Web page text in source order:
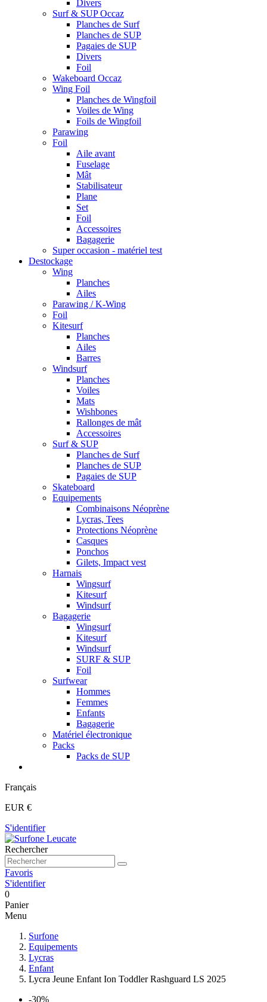
Divers
Surf & SUP Occaz
Planches de Surf
Planches de SUP
Pagaies de SUP
Divers
Foil
Wakeboard Occaz
Wing Foil
Planches de Wingfoil
Voiles de Wing
Foils de Wingfoil
Parawing
Foil
Aile avant
Fuselage
Mât
Stabilisateur
Plane
Set
Foil
Accessoires
Bagagerie
Super occasion - matériel test
Destockage
Wing
Planches
Ailes
Parawing / K-Wing
Foil
Kitesurf
Planches
Ailes
Barres
Windsurf
Planches
Voiles
Mats
Wishbones
Rallonges de mât
Accessoires
Surf & SUP
Planches de Surf
Planches de SUP
Pagaies de SUP
Skateboard
Equipements
Combinaisons Néoprène
Lycras, Tees
Protections Néoprène
Casques
Ponchos
Gilets, Impact vest
Harnais
Wingsurf
Kitesurf
Windsurf
Bagagerie
Wingsurf
Kitesurf
Windsurf
SURF & SUP
Foil
Surfwear
Hommes
Femmes
Enfants
Bagagerie
Matériel électronique
Packs
Packs de SUP
Français
EUR €
S'identifier
Rechercher
Favoris
S'identifier
0
Panier
Menu
Surfone
Equipements
Lycras
Enfant
Lycra Jeune Enfant Ion Toddler Rashguard LS 2025
-30%